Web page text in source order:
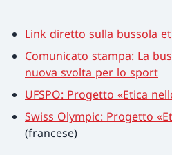
Link diretto sulla bussola
Comunicato stampa: La
nuova svolta per lo sport
UFSPO: Progetto «Etica
Swiss Olympic: Progetto
(francese)